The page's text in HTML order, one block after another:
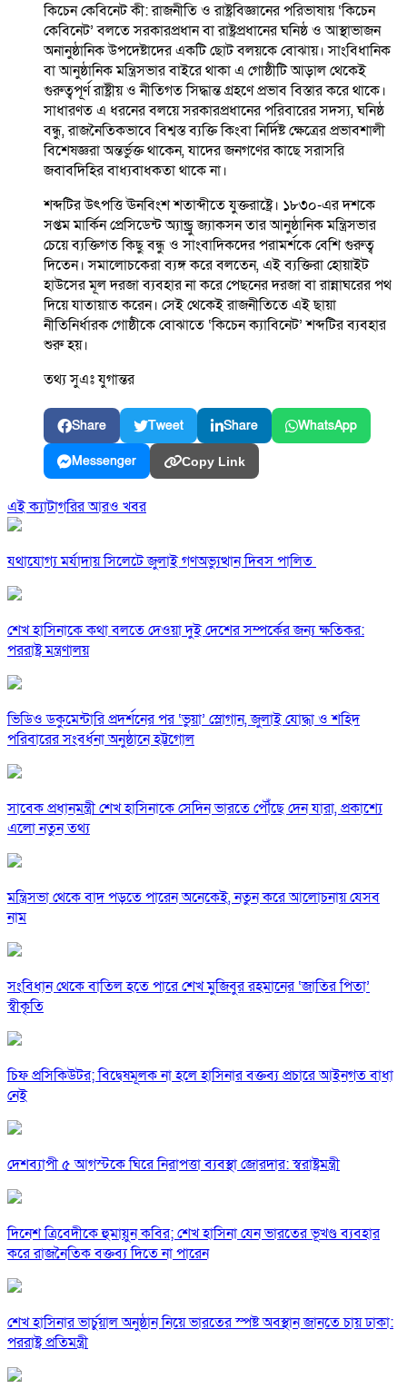
কিচেন কেবিনেট কী: রাজনীতি ও রাষ্ট্রবিজ্ঞানের পরিভাষায় ‘কিচেন
কেবিনেট’ বলতে সরকারপ্রধান বা রাষ্ট্রপ্রধানের ঘনিষ্ঠ ও আস্থাভাজন
অনানুষ্ঠানিক উপদেষ্টাদের একটি ছোট বলয়কে বোঝায়। সাংবিধানিক
বা আনুষ্ঠানিক মন্ত্রিসভার বাইরে থাকা এ গোষ্ঠীটি আড়াল থেকেই
গুরুত্বপূর্ণ রাষ্ট্রীয় ও নীতিগত সিদ্ধান্ত গ্রহণে প্রভাব বিস্তার করে থাকে।
সাধারণত এ ধরনের বলয়ে সরকারপ্রধানের পরিবারের সদস্য, ঘনিষ্ঠ
বন্ধু, রাজনৈতিকভাবে বিশ্বস্ত ব্যক্তি কিংবা নির্দিষ্ট ক্ষেত্রের প্রভাবশালী
বিশেষজ্ঞরা অন্তর্ভুক্ত থাকেন, যাদের জনগণের কাছে সরাসরি
জবাবদিহির বাধ্যবাধকতা থাকে না।
শব্দটির উৎপত্তি ঊনবিংশ শতাব্দীতে যুক্তরাষ্ট্রে। ১৮৩০-এর দশকে
সপ্তম মার্কিন প্রেসিডেন্ট অ্যান্ড্রু জ্যাকসন তার আনুষ্ঠানিক মন্ত্রিসভার
চেয়ে ব্যক্তিগত কিছু বন্ধু ও সাংবাদিকদের পরামর্শকে বেশি গুরুত্ব
দিতেন। সমালোচকেরা ব্যঙ্গ করে বলতেন, এই ব্যক্তিরা হোয়াইট
হাউসের মূল দরজা ব্যবহার না করে পেছনের দরজা বা রান্নাঘরের পথ
দিয়ে যাতায়াত করেন। সেই থেকেই রাজনীতিতে এই ছায়া
নীতিনির্ধারক গোষ্ঠীকে বোঝাতে ‘কিচেন ক্যাবিনেট’ শব্দটির ব্যবহার
শুরু হয়।
তথ্য সুএঃ যুগান্তর
Share Tweet Share WhatsApp
Messenger Copy Link
এই ক্যাটাগরির আরও খবর
যথাযোগ্য মর্যাদায় সিলেটে জুলাই গণঅভ্যুত্থান দিবস পালিত
শেখ হাসিনাকে কথা বলতে দেওয়া দুই দেশের সম্পর্কের জন্য ক্ষতিকর:
পররাষ্ট্র মন্ত্রণালয়
ভিডিও ডকুমেন্টারি প্রদর্শনের পর ‘ভুয়া’ স্লোগান, জুলাই যোদ্ধা ও শহিদ
পরিবারের সংবর্ধনা অনুষ্ঠানে হট্টগোল
সাবেক প্রধানমন্ত্রী শেখ হাসিনাকে সেদিন ভারতে পৌঁছে দেন যারা, প্রকাশ্যে
এলো নতুন তথ্য
মন্ত্রিসভা থেকে বাদ পড়তে পারেন অনেকেই, নতুন করে আলোচনায় যেসব
নাম
সংবিধান থেকে বাতিল হতে পারে শেখ মুজিবুর রহমানের ‘জাতির পিতা’
স্বীকৃতি
চিফ প্রসিকিউটর; বিদ্বেষমূলক না হলে হাসিনার বক্তব্য প্রচারে আইনগত বাধা
নেই
দেশব্যাপী ৫ আগস্টকে ঘিরে নিরাপত্তা ব্যবস্থা জোরদার: স্বরাষ্ট্রমন্ত্রী
দিনেশ ত্রিবেদীকে হুমায়ুন কবির; শেখ হাসিনা যেন ভারতের ভূখণ্ড ব্যবহার
করে রাজনৈতিক বক্তব্য দিতে না পারেন
শেখ হাসিনার ভার্চুয়াল অনুষ্ঠান নিয়ে ভারতের স্পষ্ট অবস্থান জানতে চায় ঢাকা:
পররাষ্ট্র প্রতিমন্ত্রী